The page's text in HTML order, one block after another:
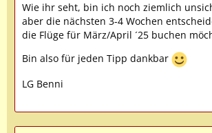
Wie ihr seht, bin ich noch ziemlich
aber die nächsten 3-4 Wochen
die Flüge für März/April ´25 buchen
Bin also für jeden Tipp dankbar
LG Benni